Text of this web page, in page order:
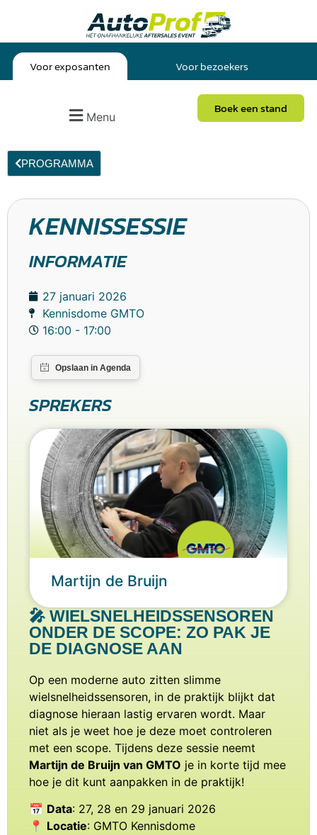
Voor exposanten Voor bezoekers
Menu
Boek een stand
PROGRAMMA
KENNISSESSIE
INFORMATIE
27 januari 2026
Kennisdome GMTO
16:00 - 17:00
SPREKERS
Martijn de Bruijn
🎤 WIELSNELHEIDSSENSOREN
ONDER DE SCOPE: ZO PAK JE
DE DIAGNOSE AAN
Op een moderne auto zitten slimme
wielsnelheidssensoren, in de praktijk blijkt dat
diagnose hieraan lastig ervaren wordt. Maar
niet als je weet hoe je deze moet controleren
met een scope. Tijdens deze sessie neemt
Martijn de Bruijn van GMTO je in korte tijd mee
hoe je dit kunt aanpakken in de praktijk!
📅 Data: 27, 28 en 29 januari 2026
📍 Locatie: GMTO Kennisdome